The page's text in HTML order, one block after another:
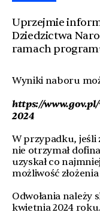
Uprzejmie
Dziedzictwa
ramach
Wyniki naboru
https://
2024
W przypadku, jeśli
nie otrzymał
uzyskał co
możliwość
Odwołania należy
kwietnia 2024 roku.